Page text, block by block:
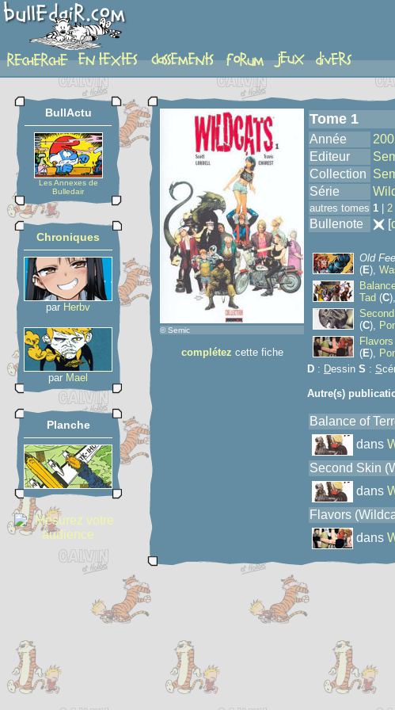
album
BullActu
Les Annexes de
Bulledair
Chroniques
par Herbv
par Mael
Planche
© Semic
complétez cette fiche
Tome 1
Année
Editeur
Collection
Série
autres tomes 1 2
Bullenote [
Old
(E),
Tad (C),
(C),
Flavors
(E),
D : Dessin S : S
Autre(s)
Balance of
dans
Second Skin
dans
Flavors
dans